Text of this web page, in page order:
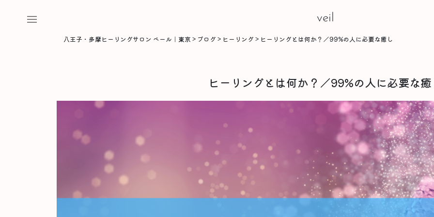
veil
八王子・多摩ヒーリングサロン ベール｜東京 > ブログ > ヒーリング > ヒーリングとは何か？／99%の人に必要な癒し
ヒーリングとは何か？／99%の人に必要な